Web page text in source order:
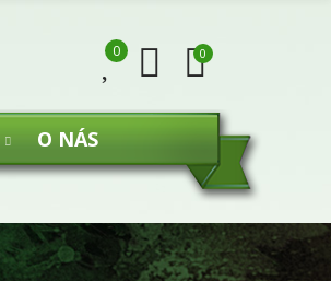
0 0
O NÁS